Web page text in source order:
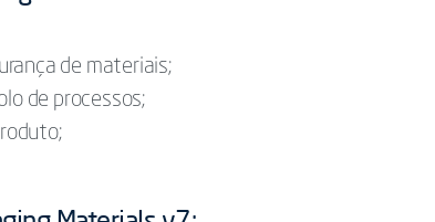
de materiais;
de processos;